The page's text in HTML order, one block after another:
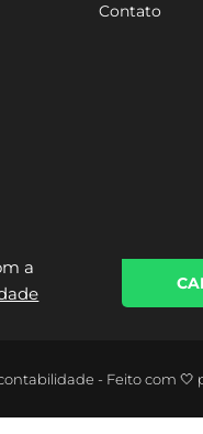
Contato
a
- Feito com 🤍